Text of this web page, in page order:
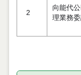
2
向能代
理業務